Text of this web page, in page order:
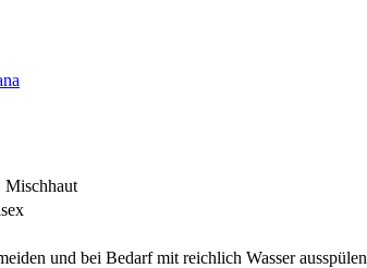
Mischhaut
und bei Bedarf mit reichlich Wasser ausspülen